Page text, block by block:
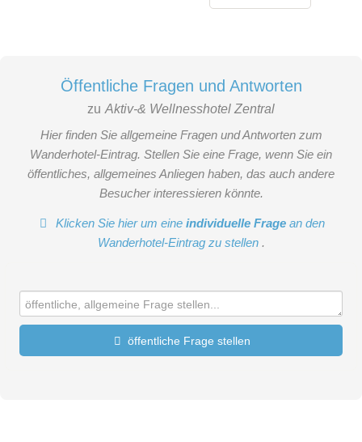
Öffentliche Fragen und Antworten
zu Aktiv-& Wellnesshotel Zentral
Hier finden Sie allgemeine Fragen und Antworten zum
Wanderhotel-Eintrag. Stellen Sie eine Frage, wenn Sie ein
öffentliches, allgemeines Anliegen haben, das auch andere
Besucher interessieren könnte.
Klicken Sie hier um eineindividuelle Frage an den
Wanderhotel-Eintrag zu stellen .
öffentliche Frage stellen